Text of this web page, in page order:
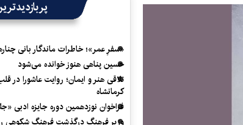
«سفرِ عمر»؛ خاطرات ماندگار بانی
حسین پناهی هنوز خوانده می‌شود
تلاقی هنر و ایمان؛ روایت عاشورا در
کرمانشاه
فراخوان نوزدهمین دوره جایزه ادبی
وزیر فرهنگ درگذشت فرهنگ شکوهی